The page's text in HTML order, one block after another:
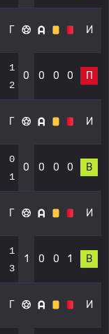
Г И
1
2
0 0 0 0 П
Г И
0
1
0 0 0 0 В
Г И
1
3
1 0 0 1 В
Г И